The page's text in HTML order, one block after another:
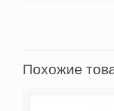
Похожие